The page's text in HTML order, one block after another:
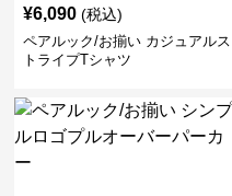
¥6,090 (税込)
ペアルック/お揃い カジュアルス
トライプTシャツ